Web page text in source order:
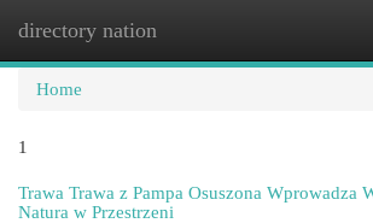
directory nation
Home
1
Trawa Trawa z Pampa Osuszona Wprowadza
Natura w Przestrzeni